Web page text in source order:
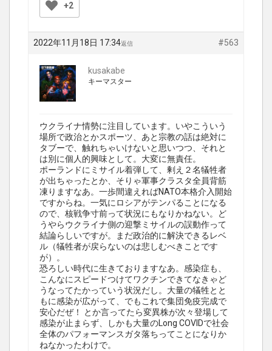
+2
2022年11月18日 17:34 #563
返信
kusakabe
キーマスター
ウクライナ情勢に注目しています。いやこういう
場所で政治とかスポーツ、あと宗教の話は絶対に
タブーで、触れちゃいけないと思いつつ、それと
は別に個人的興味として。大変に無責任。
ポーランドにミサイル着弾して、剰え２名犠牲者
が出ちゃったとか、そりゃ軍事クラスタ全員背筋
凍りますなあ。一歩間違えればNATO本格介入開始
ですからね。一気にロシアがテンパることになる
ので、核戦争寸前って状況にもなりかねない。ど
うやらウクライナ側の迎撃ミサイルの誤動作って
結論らしいですが。まだ政治的に解決できるレベ
ル（犠牲者が戻らないのは悲しむべきことです
が）。
恐ろしい時代に生きておりますなあ。感染症も、
こんなにスピードつけてワクチンできてなきゃど
うなってたかっていう状況だし。大量の犠牲とと
もに感染が広がって、でもこれで集団免疫完成で
安心だぜ！ とか言ってたら変異株が次々登場して
感染が止まらず、しかも大量のLong COVIDで社会
全体のパフォーマンスガタ落ちってことになりか
ねなかったわけで。